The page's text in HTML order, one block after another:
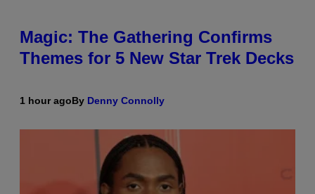
Magic: The Gathering Confirms
Themes for 5 New Star Trek Decks
1 hour agoBy Denny Connolly